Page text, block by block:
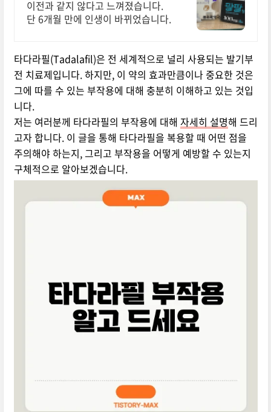
이전과 같지 않다고 느껴졌습니다.
단 6개월 만에 인생이 바뀌었습니다.
타다라필(Tadalafil)은 전 세계적으로 널리 사용되는 발기부
전 치료제입니다. 하지만, 이 약의 효과만큼이나 중요한 것은
그에 따를 수 있는 부작용에 대해 충분히 이해하고 있는 것입
니다.
저는 여러분께 타다라필의 부작용에 대해 자세히 설명해 드리
고자 합니다. 이 글을 통해 타다라필을 복용할 때 어떤 점을
주의해야 하는지, 그리고 부작용을 어떻게 예방할 수 있는지
구체적으로 알아보겠습니다.